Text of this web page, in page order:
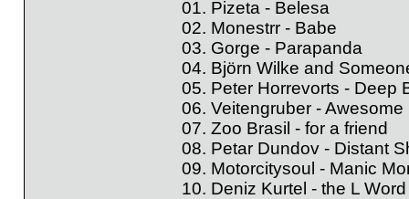
01. Pizeta - Belesa
02. Monestrr - Babe
03. Gorge - Parapanda
04. Björn Wilke and
05. Peter Horrevorts - Deep
06. Veitengruber - Awesome
07. Zoo Brasil - for a friend
08. Petar Dundov - Distant
09. Motorcitysoul - Manic
10. Deniz Kurtel - the L Word